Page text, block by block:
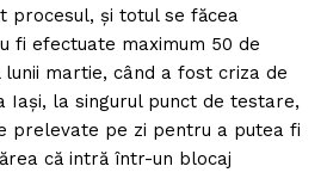
procesul, și totul se făcea
fi efectuate maximum 50 de
martie, când a fost criza de
Iași, la singurul punct de testare,
prelevate pe zi pentru a putea fi
că intră într-un blocaj